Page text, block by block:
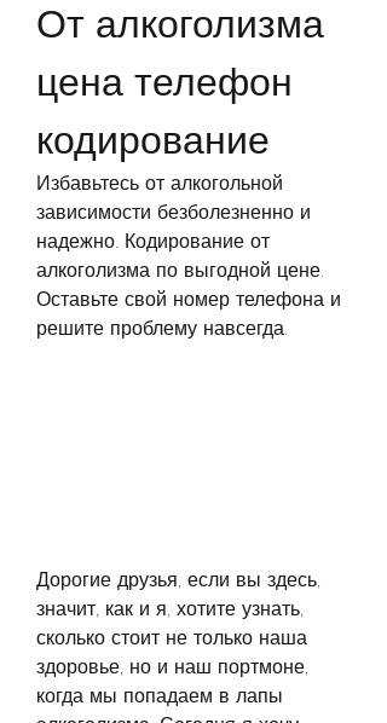
От алкоголизма
цена телефон
кодирование
Избавьтесь от алкогольной
зависимости безболезненно и
надежно. Кодирование от
алкоголизма по выгодной цене.
Оставьте свой номер телефона и
решите проблему навсегда.
Дорогие друзья, если вы здесь,
значит, как и я, хотите узнать,
сколько стоит не только наша
здоровье, но и наш портмоне,
когда мы попадаем в лапы